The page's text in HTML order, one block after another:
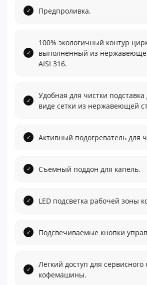
Предпроливка.
100% экологичный контур
выполненный из
AISI 316.
Удобная для чистки
виде сетки из нержавеющей
Активный подогреватель для
Съемный поддон для капель.
LED подсветка рабочей зоны
Подсвечиваемые кнопки
Легкий доступ для
кофемашины.